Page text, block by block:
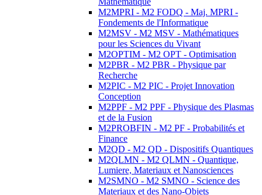
M2MPRI - M2 FODQ - Maj. MPRI -
Fondements de l'Informatique
M2MSV - M2 MSV - Mathématiques
pour les Sciences du Vivant
M2OPTIM - M2 OPT - Optimisation
M2PBR - M2 PBR - Physique par
Recherche
M2PIC - M2 PIC - Projet Innovation
Conception
M2PPF - M2 PPF - Physique des Plasmas
et de la Fusion
M2PROBFIN - M2 PF - Probabilités et
Finance
M2QD - M2 QD - Dispositifs Quantiques
M2QLMN - M2 QLMN - Quantique,
Lumiere, Materiaux et Nanosciences
M2SMNO - M2 SMNO - Science des
Materiaux et des Nano-Objets